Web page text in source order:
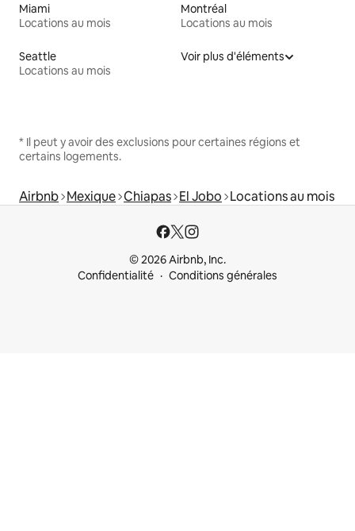
Miami
Locations au mois
Montréal
Locations au mois
Seattle
Locations au mois
Voir plus d'éléments
* Il peut y avoir des exclusions pour certaines régions et
certains logements.
Airbnb Mexique Chiapas El Jobo Locations au mois
© 2026 Airbnb, Inc.
Confidentialité
Conditions générales